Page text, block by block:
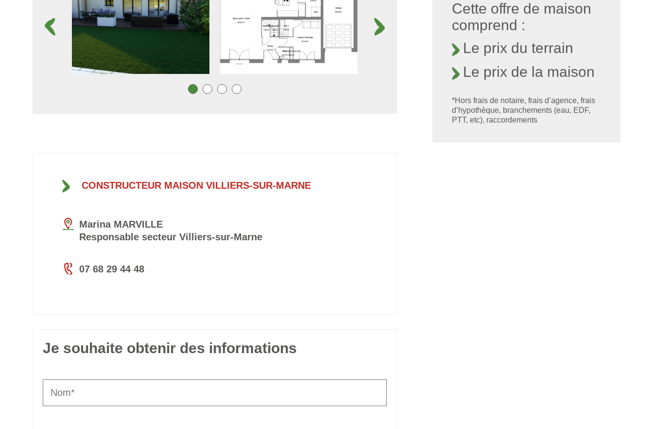
CONSTRUCTEUR MAISON VILLIERS-SUR-MARNE
Marina MARVILLE
Responsable secteur Villiers-sur-Marne
07 68 29 44 48
Je souhaite obtenir des informations
Cette offre de maison
comprend :
Le prix du terrain
Le prix de la maison
*Hors frais de notaire, frais d’agence, frais
d’hypothèque, branchements (eau, EDF,
PTT, etc), raccordements